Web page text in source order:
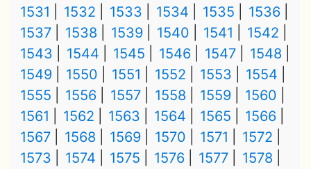
1531
1532 1533 1534 1535
1536
1537
1538 1539 1540 1541
1542
1543
1544 1545 1546 1547
1548
1549
1550 1551 1552 1553
1554
1555
1556 1557 1558 1559
1560
1561
1562 1563 1564 1565
1566
1567
1568 1569 1570 1571
1572
1573
1574 1575 1576 1577
1578